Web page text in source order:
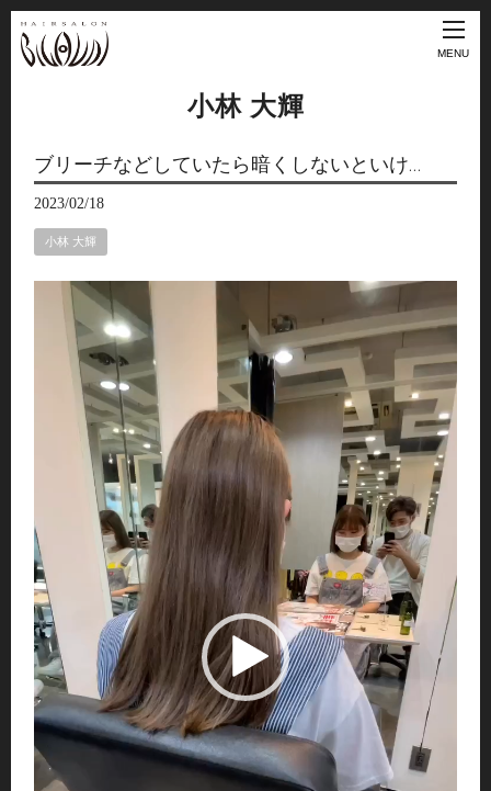
MENU
小林 大輝
ブリーチなどしていたら暗くしないといけ…
2023/02/18
小林 大輝